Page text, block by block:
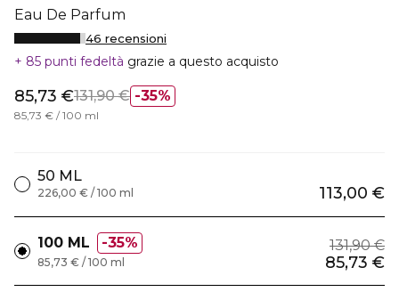
Eau De Parfum
46 recensioni
85 punti fedeltà grazie a questo acquisto
35%
85,73 €131,90 €
85,73 € / 100 ml
50 ML
113,00 €
226,00 € / 100 ml
100 ML 35% 131,90 €
85,73 €
85,73 € / 100 ml